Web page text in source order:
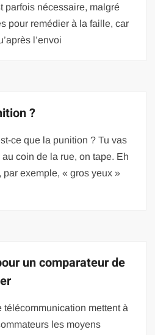
parfois nécessaire, malgré
pour remédier à la faille, car
l’envoi
?
ce que la punition ? Tu vas
au coin de la rue, on tape. Eh
par exemple, « gros yeux »
un comparateur de
mettent à
les moyens